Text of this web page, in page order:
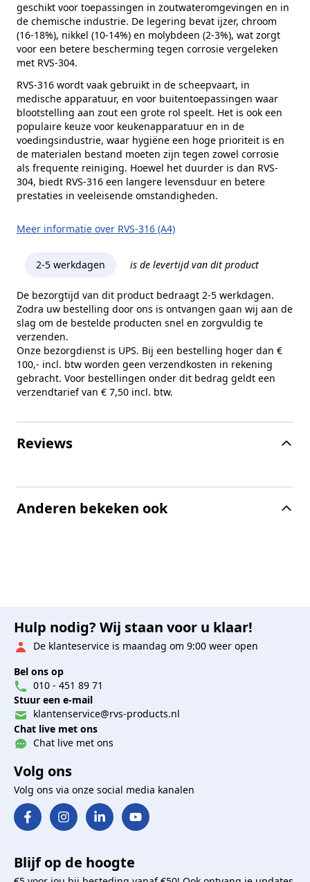
geschikt voor toepassingen in zoutwateromgevingen en in
de chemische industrie. De legering bevat ijzer, chroom
(16-18%), nikkel (10-14%) en molybdeen (2-3%), wat zorgt
voor een betere bescherming tegen corrosie vergeleken
met RVS-304.
RVS-316 wordt vaak gebruikt in de scheepvaart, in
medische apparatuur, en voor buitentoepassingen waar
blootstelling aan zout een grote rol speelt. Het is ook een
populaire keuze voor keukenapparatuur en in de
voedingsindustrie, waar hygiëne een hoge prioriteit is en
de materialen bestand moeten zijn tegen zowel corrosie
als frequente reiniging. Hoewel het duurder is dan RVS-
304, biedt RVS-316 een langere levensduur en betere
prestaties in veeleisende omstandigheden.
Meer informatie over RVS-316 (A4)
2-5 werkdagen is de levertijd van dit product
De bezorgtijd van dit product bedraagt 2-5 werkdagen.
Zodra uw bestelling door ons is ontvangen gaan wij aan de
slag om de bestelde producten snel en zorgvuldig te
verzenden.
Onze bezorgdienst is UPS. Bij een bestelling hoger dan €
100,- incl. btw worden geen verzendkosten in rekening
gebracht. Voor bestellingen onder dit bedrag geldt een
verzendtarief van € 7,50 incl. btw.
Reviews
Anderen bekeken ook
Hulp nodig? Wij staan voor u klaar!
De klanteservice is maandag om 9:00 weer open
Bel ons op
010 - 451 89 71
Stuur een e-mail
klantenservice@rvs-products.nl
Chat live met ons
Chat live met ons
Volg ons
Volg ons via onze social media kanalen
Blijf op de hoogte